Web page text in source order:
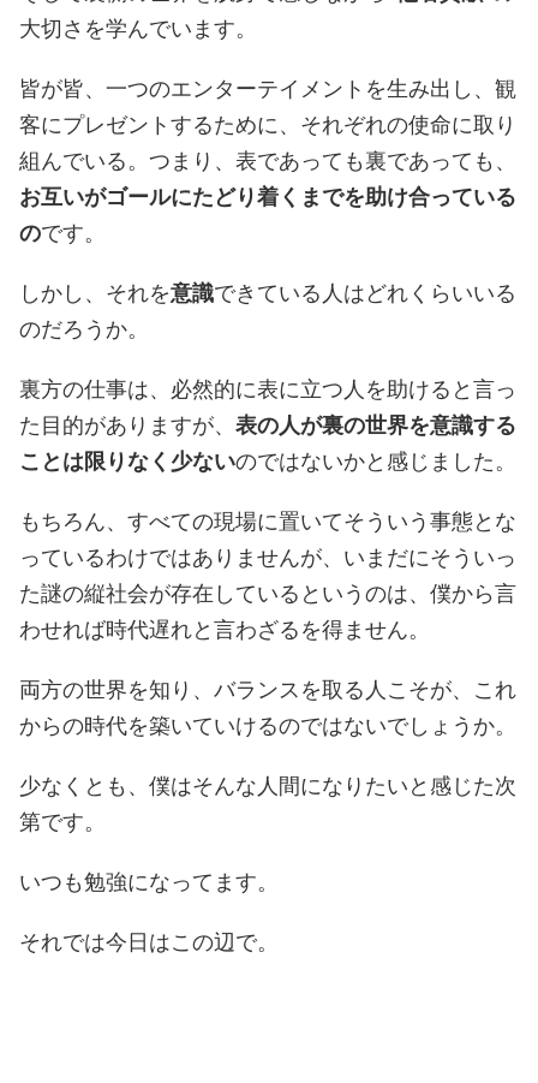
大切さを学んでいます。
皆が皆、一つのエンターテイメントを生み出し、観
客にプレゼントするために、それぞれの使命に取り
組んでいる。つまり、表であっても裏であっても、
お互いがゴールにたどり着くまでを助け合っている
のです。
しかし、それを意識できている人はどれくらいいる
のだろうか。
裏方の仕事は、必然的に表に立つ人を助けると言っ
た目的がありますが、 表の人が裏の世界を意識する
ことは限りなく少ないのではないかと感じました。
もちろん、すべての現場に置いてそういう事態とな
っているわけではありませんが、いまだにそういっ
た謎の縦社会が存在しているというのは、僕から言
わせれば時代遅れと言わざるを得ません。
両方の世界を知り、バランスを取る人こそが、これ
からの時代を築いていけるのではないでしょうか。
少なくとも、僕はそんな人間になりたいと感じた次
第です。
いつも勉強になってます。
それでは今日はこの辺で。